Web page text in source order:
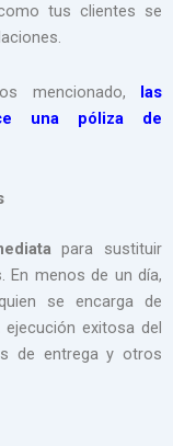
tus clientes se
mencionado, las
una póliza de
para sustituir
En menos de un día,
se encarga de
exitosa del
de entrega y otros